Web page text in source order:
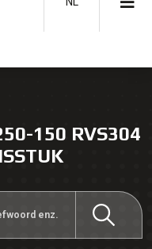
150 RVS304